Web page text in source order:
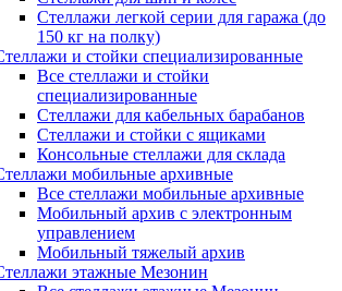
Стеллажи легкой серии для гаража (до
150 кг на полку)
и стойки специализированные
Все стеллажи и стойки
специализированные
Стеллажи для кабельных барабанов
Стеллажи и стойки с ящиками
Консольные стеллажи для склада
мобильные архивные
Все стеллажи мобильные архивные
Мобильный архив с электронным
управлением
Мобильный тяжелый архив
этажные Мезонин